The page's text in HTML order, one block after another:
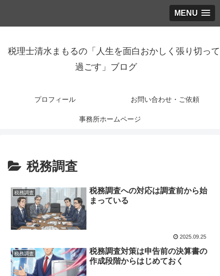
MENU
税理士清水まもるの「人生を面白おかしく張り切って
過ごす」ブログ
プロフィール お問い合わせ・ご依頼
事務所ホームページ
税務調査
税務調査
税務調査への対応は調査前から始
まっている
2025.09.25
税務調査
税務調査対策は申告前の決算書の
作成段階からはじめておく